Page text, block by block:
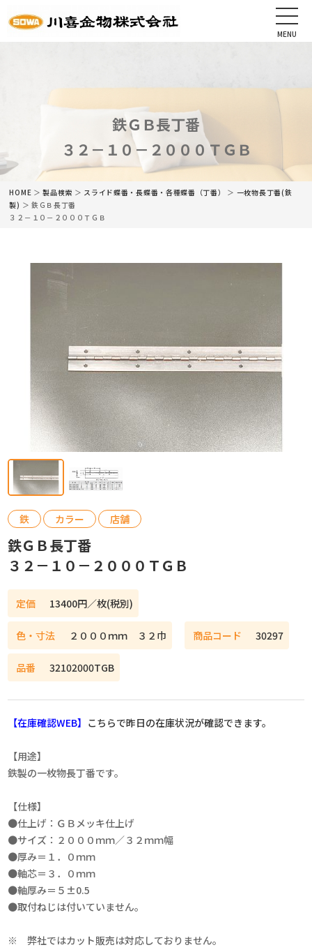
MENU
鉄ＧＢ長丁番
３２－１０－２０００ＴＧＢ
CLOSE
会社情報
商品情報
カタログ
ネットショップ
カタログ請求
お問い合わせ
HOME ＞製品検索 ＞ スライド蝶番・長蝶番・各種蝶番（丁番） ＞ 一枚物長丁番(鉄
製) ＞ 鉄ＧＢ長丁番
３２－１０－２０００ＴＧＢ
鉄 カラー 店舗
鉄ＧＢ長丁番
３２－１０－２０００ＴＧＢ
定価 13400円／枚(税別)
色・寸法 ２０００ｍｍ ３２巾 商品コード 30297
品番 32102000TGB
【在庫確認WEB】 こちらで昨日の在庫状況が確認できます。
【用途】
鉄製の一枚物長丁番です。
【仕様】
●仕上げ：ＧＢメッキ仕上げ
●サイズ：２０００ｍｍ／３２ｍｍ幅
●厚み＝１．０ｍｍ
●軸芯＝３．０ｍｍ
●軸厚み＝５±0.5
●取付ねじは付いていません。
※ 弊社ではカット販売は対応しておりません。